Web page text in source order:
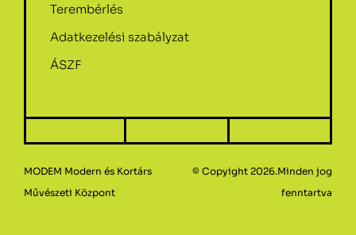
Terembérlés
Adatkezelési szabályzat
ÁSZF
MODEM Modern és Kortárs
Művészeti Központ
© Copyight 2026.Minden jog
fenntartva